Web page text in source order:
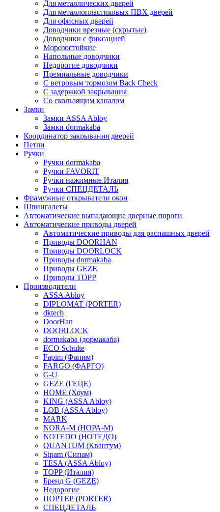
Для металлических дверей
Для металлопластиковых ПВХ дверей
Для офисных дверей
Доводчики врезные (скрытые)
Доводчики с фиксацией
Морозостойкие
Напольные доводчики
Недорогие доводчики
Премиальные доводчики
С ветровым тормозом Back Check
С задержкой закрывания
Со скользящим каналом
Замки
Замки ASSA Abloy
Замки dormakaba
Координатор закрывания дверей
Петли
Ручки
Ручки dormakaba
Ручки FAVORIT
Ручки нажимные Италия
Ручки СПЕЦДЕТАЛЬ
Фрамужные открыватели окон
Шпингалеты
Автоматические выпадающие дверные пороги
Автоматические приводы дверей
Автоматические приводы для распашных дверей
Приводы DOORHAN
Приводы DOORLOCK
Приводы dormakaba
Приводы GEZE
Приводы TOPP
Производители
ASSA Abloy
DIPLOMAT (PORTER)
dktech
DoorHan
DOORLOCK
dormakaba (дормакаба)
ECO Schulte
Fapim (Фапим)
FARGO (ФАРГО)
G-U
GEZE (ГЕЦЕ)
HOME (Хоум)
KING (ASSA Abloy)
LOB (ASSA Abloy)
MARK
NORA-M (НОРА-М)
NOTEDO (НОТЕДО)
QUANTUM (Квантум)
Sipam (Сипам)
TESA (ASSA Abloy)
TOPP (Италия)
Бренд G (GEZE)
Недорогие
ПОРТЕР (PORTER)
СПЕЦДЕТАЛЬ